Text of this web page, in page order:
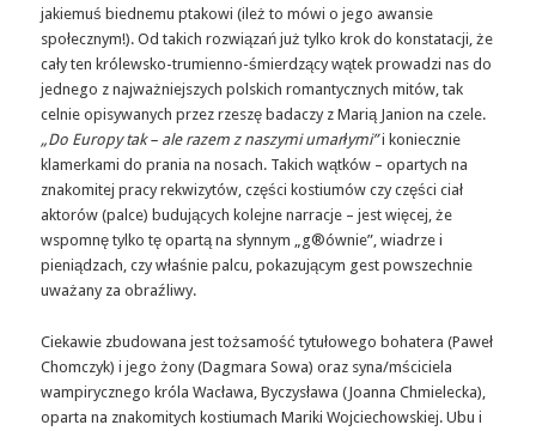
jakiemuś biednemu ptakowi (ileż to mówi o jego awansie
społecznym!). Od takich rozwiązań już tylko krok do konstatacji, że
cały ten królewsko-trumienno-śmierdzący wątek prowadzi nas do
jednego z najważniejszych polskich romantycznych mitów, tak
celnie opisywanych przez rzeszę badaczy z Marią Janion na czele.
„Do Europy tak – ale razem z naszymi umarłymi”i koniecznie
klamerkami do prania na nosach. Takich wątków – opartych na
znakomitej pracy rekwizytów, części kostiumów czy części ciał
aktorów (palce) budujących kolejne narracje – jest więcej, że
wspomnę tylko tę opartą na słynnym „g®ównie”, wiadrze i
pieniądzach, czy właśnie palcu, pokazującym gest powszechnie
uważany za obraźliwy.
Ciekawie zbudowana jest tożsamość tytułowego bohatera (Paweł
Chomczyk) i jego żony (Dagmara Sowa) oraz syna/mściciela
wampirycznego króla Wacława, Byczysława (Joanna Chmielecka),
oparta na znakomitych kostiumach Mariki Wojciechowskiej. Ubu i